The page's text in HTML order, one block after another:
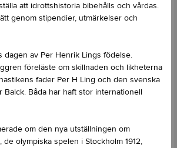
att idrottshistoria bibehålls och vårdas.
genom stipendier, utmärkelser och
dagen av Per Henrik Lings födelse.
föreläste om skillnaden och likheterna
fader Per H Ling och den svenska
Balck. Båda har haft stor internationell
om den nya utställningen om
olympiska spelen i Stockholm 1912,